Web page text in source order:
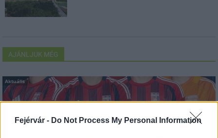
Fejérvár - Do Not Process My Personal Information
AJÁNLJUK MÉG
Aktuális